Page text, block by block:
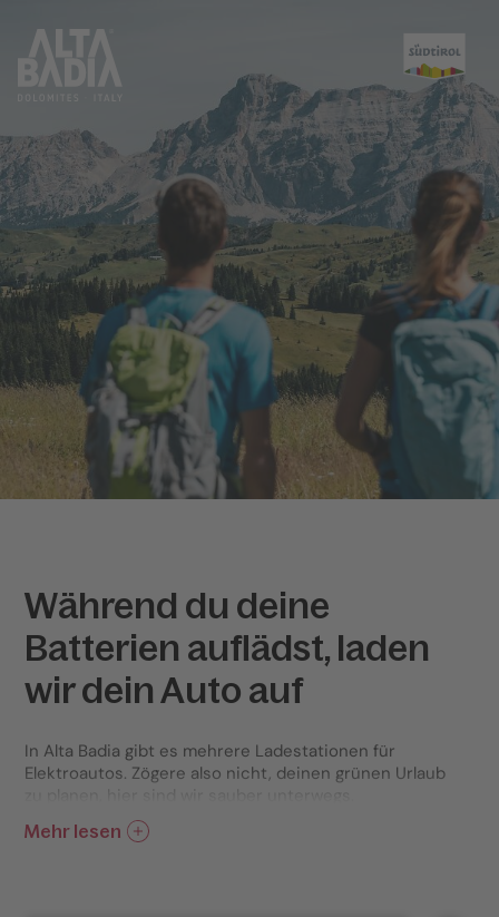
Während du deine
Batterien auflädst, laden
wir dein Auto auf
In Alta Badia gibt es mehrere Ladestationen für
Elektroautos. Zögere also nicht, deinen grünen Urlaub
Mehr lesen